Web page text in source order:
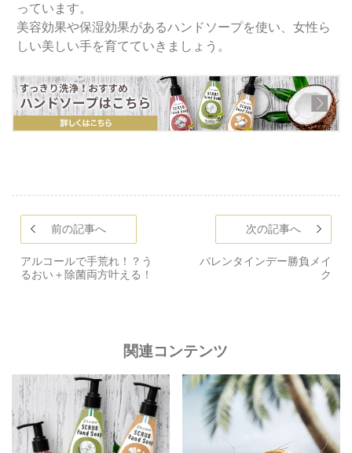
っています。
美容効果や保湿効果があるハンドソープを使い、女性ら
しい美しい手を育てていきましょう。
前の記事へ
アルコールで手荒れ！？う
るおい＋除菌両方叶える！
次の記事へ
バレンタインデー勝負メイ
ク
関連コンテンツ